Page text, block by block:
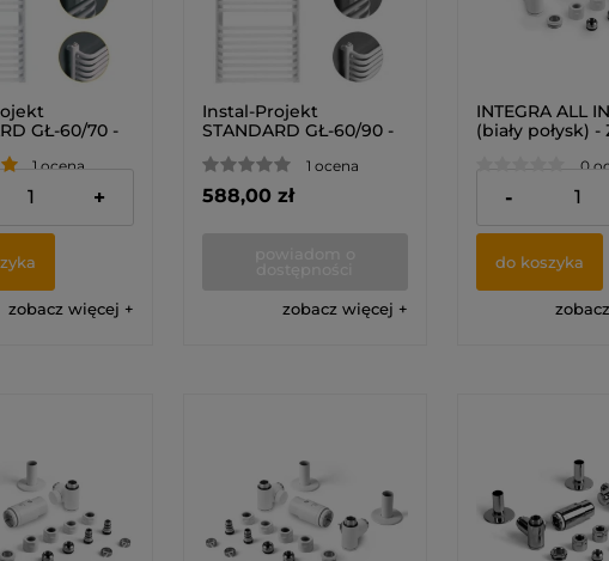
GŁ-60/70 -
1 ocena
+
zobacz więcej
Instal-Projekt
STANDARD GŁ-60/90 -
1 ocena
588,00 zł
zobacz więcej
INTEGRA ALL
(biały połysk) -
możliwością
grzałki (LEWY)
0
519,00 zł
-
do koszyka